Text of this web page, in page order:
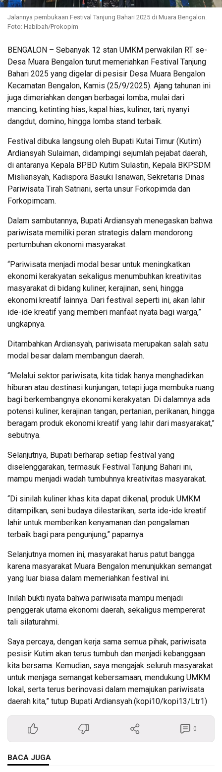
Jalannya pembukaan Festival Tanjung Bahari 2025 di Muara Bengalon.
Foto: Habibah/Prokopim
BENGALON – Sebanyak 12 stan UMKM perwakilan RT se-
Desa Muara Bengalon turut memeriahkan Festival Tanjung
Bahari 2025 yang digelar di pesisir Desa Muara Bengalon
Kecamatan Bengalon, Kamis (25/9/2025). Ajang tahunan ini
juga dimeriahkan dengan berbagai lomba, mulai dari
mancing, ketinting hias, kapal hias, kuliner, tari, nyanyi
dangdut, domino, hingga lomba stand terbaik.
Festival dibuka langsung oleh Bupati Kutai Timur (Kutim)
Ardiansyah Sulaiman, didampingi sejumlah pejabat daerah,
di antaranya Kepala BPBD Kutim Sulastin, Kepala BKPSDM
Misliansyah, Kadispora Basuki Isnawan, Sekretaris Dinas
Pariwisata Tirah Satriani, serta unsur Forkopimda dan
Forkopimcam.
Dalam sambutannya, Bupati Ardiansyah menegaskan bahwa
pariwisata memiliki peran strategis dalam mendorong
pertumbuhan ekonomi masyarakat.
“Pariwisata menjadi modal besar untuk meningkatkan
ekonomi kerakyatan sekaligus menumbuhkan kreativitas
masyarakat di bidang kuliner, kerajinan, seni, hingga
ekonomi kreatif lainnya. Dari festival seperti ini, akan lahir
ide-ide kreatif yang memberi manfaat nyata bagi warga,”
ungkapnya.
Ditambahkan Ardiansyah, pariwisata merupakan salah satu
modal besar dalam membangun daerah.
“Melalui sektor pariwisata, kita tidak hanya menghadirkan
hiburan atau destinasi kunjungan, tetapi juga membuka ruang
bagi berkembangnya ekonomi kerakyatan. Di dalamnya ada
potensi kuliner, kerajinan tangan, pertanian, perikanan, hingga
beragam produk ekonomi kreatif yang lahir dari masyarakat,”
sebutnya.
Selanjutnya, Bupati berharap setiap festival yang
diselenggarakan, termasuk Festival Tanjung Bahari ini,
mampu menjadi wadah tumbuhnya kreativitas masyarakat.
“Di sinilah kuliner khas kita dapat dikenal, produk UMKM
ditampilkan, seni budaya dilestarikan, serta ide-ide kreatif
lahir untuk memberikan kenyamanan dan pengalaman
terbaik bagi para pengunjung,” paparnya.
Selanjutnya momen ini, masyarakat harus patut bangga
karena masyarakat Muara Bengalon menunjukkan semangat
yang luar biasa dalam memeriahkan festival ini.
Inilah bukti nyata bahwa pariwisata mampu menjadi
penggerak utama ekonomi daerah, sekaligus mempererat
tali silaturahmi.
Saya percaya, dengan kerja sama semua pihak, pariwisata
pesisir Kutim akan terus tumbuh dan menjadi kebanggaan
kita bersama. Kemudian, saya mengajak seluruh masyarakat
untuk menjaga semangat kebersamaan, mendukung UMKM
lokal, serta terus berinovasi dalam memajukan pariwisata
daerah kita,” tutup Bupati Ardiansyah.(kopi10/kopi13/Ltr1)
0
BACA JUGA